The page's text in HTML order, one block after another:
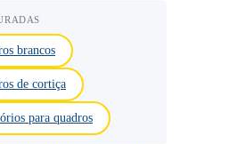
brancos
de cortiça
para quadros